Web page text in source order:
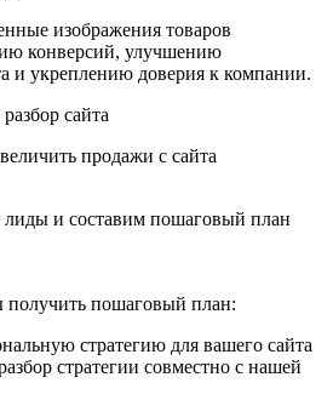
изображения товаров
конверсий, улучшению
и укреплению доверия к компании.
сайта
продажи с сайта
лиды и составим пошаговый план
получить пошаговый план:
стратегию для вашего сайта
стратегии совместно с нашей